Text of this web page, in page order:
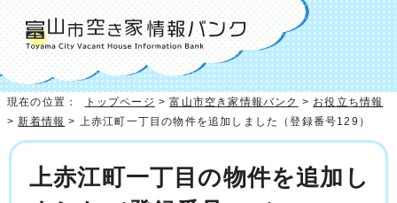
現在の位置： トップページ >富山市空き家情報バンク > お役立ち情報
>新着情報 > 上赤江町一丁目の物件を追加しました（登録番号129）
上赤江町一丁目の物件を追加し